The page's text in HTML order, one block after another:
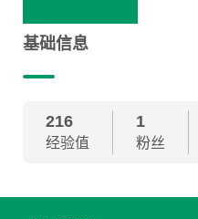
基础信息
216
经验值
1
粉丝